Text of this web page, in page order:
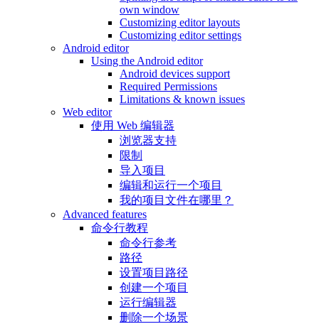
own window
Customizing editor layouts
Customizing editor settings
Android editor
Using the Android editor
Android devices support
Required Permissions
Limitations & known issues
Web editor
使用 Web 编辑器
浏览器支持
限制
导入项目
编辑和运行一个项目
我的项目文件在哪里？
Advanced features
命令行教程
命令行参考
路径
设置项目路径
创建一个项目
运行编辑器
删除一个场景